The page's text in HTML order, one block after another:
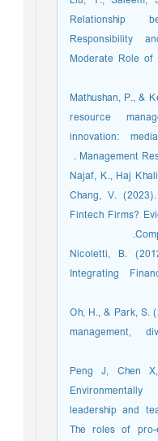
Relationship
Responsibility
Moderate Role
35) Mathushan,
resource
innovation:
Management
36) Najaf, K., Haj
Chang, V.
Fintech Firms?
37) Nicoletti, B.
Integrating
38) Oh, H., &
management,
39) Peng J,
leadership and
The roles of